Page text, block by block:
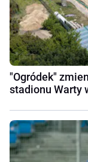
"Ogródek"
stadionu Warty